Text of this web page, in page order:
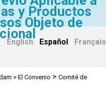
y Productos
Objeto de
English Español Français
> El Convenio > Comité de